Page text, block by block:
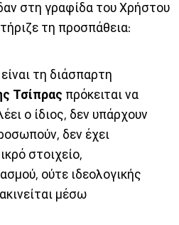
στη γραφίδα του Χρήστου
τη προσπάθεια:
τη διάσπαρτη
Τσίπραςπρόκειται να
ο ίδιος, δεν υπάρχουν
δεν έχει
στοιχείο,
ούτε ιδεολογικής
μέσω